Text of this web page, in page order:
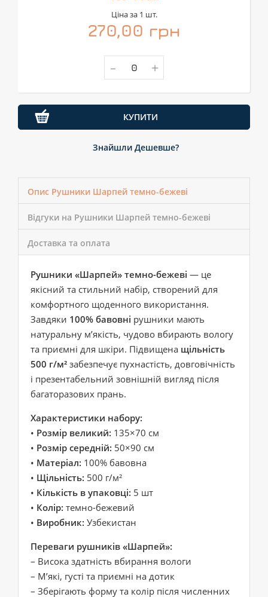
Ціна за 1 шт.
270,00 грн
- +
КУПИТИ
Знайшли Дешевше?
Опис Рушники Шарпей темно-бежеві
Відгуки на Рушники Шарпей темно-бежеві
Доставка та оплата
Рушники «Шарпей» темно-бежеві — це
якісний та стильний набір, створений для
комфортного щоденного використання.
Завдяки 100% бавовні рушники мають
натуральну м’якість, чудово вбирають вологу
та приємні для шкіри. Підвищена щільність
500 г/м² забезпечує пухнастість, довговічність
і презентабельний зовнішній вигляд після
багаторазових прань.
Характеристики набору:
• Розмір великий: 135×70 см
• Розмір середній: 50×90 см
• Матеріал: 100% бавовна
• Щільність: 500 г/м²
• Кількість в упаковці: 5 шт
• Колір: темно-бежевий
• Виробник: Узбекистан
Переваги рушників «Шарпей»:
– Висока здатність вбирання вологи
– М’які, густі та приємні на дотик
– Зберігають форму та колір після численних